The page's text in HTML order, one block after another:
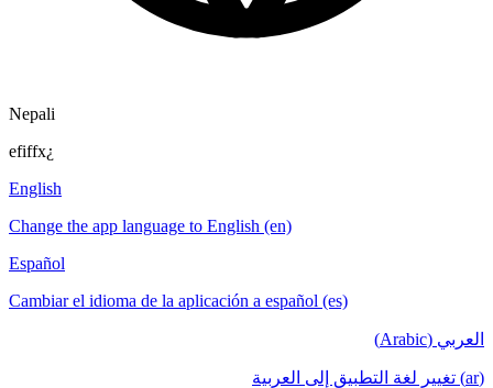
Nepali
efiffx¿
English
Change the app language to English (en)
Español
Cambiar el idioma de la aplicación a español (es)
العربي (Arabic)
(ar) تغيير لغة التطبيق إلى العربية